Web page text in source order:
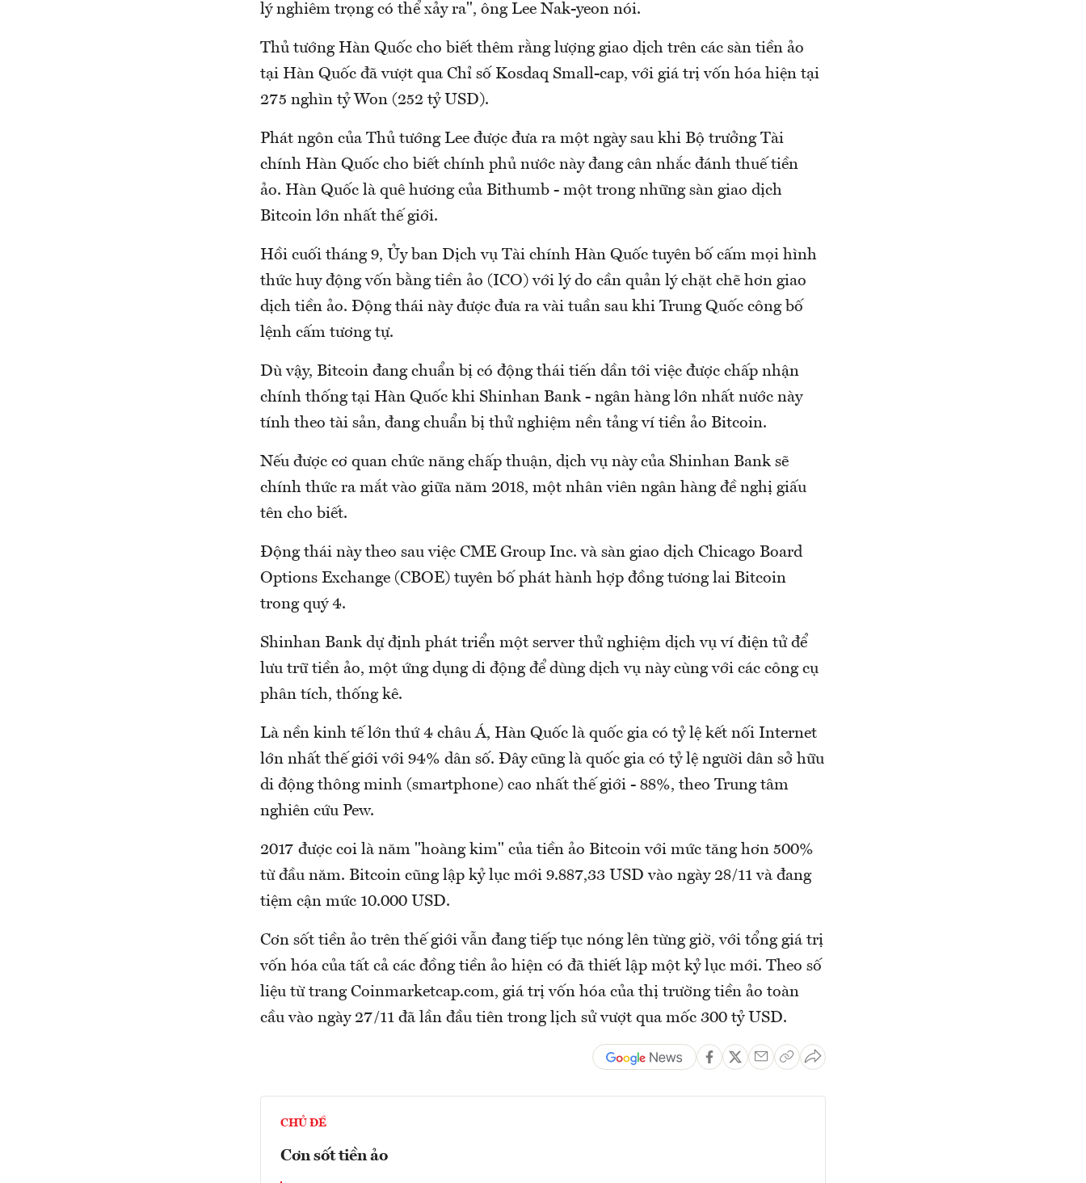
lý nghiêm trọng có thể xảy ra", ông Lee Nak-yeon nói.
Thủ tướng Hàn Quốc cho biết thêm rằng lượng giao dịch trên các sàn tiền ảo
tại Hàn Quốc đã vượt qua Chỉ số Kosdaq Small-cap, với giá trị vốn hóa hiện tại
275 nghìn tỷ Won (252 tỷ USD).
Phát ngôn của Thủ tướng Lee được đưa ra một ngày sau khi Bộ trưởng Tài
chính Hàn Quốc cho biết chính phủ nước này đang cân nhắc đánh thuế tiền
ảo. Hàn Quốc là quê hương của Bithumb - một trong những sàn giao dịch
Bitcoin lớn nhất thế giới.
Hồi cuối tháng 9, Ủy ban Dịch vụ Tài chính Hàn Quốc tuyên bố cấm mọi hình
thức huy động vốn bằng tiền ảo (ICO) với lý do cần quản lý chặt chẽ hơn giao
dịch tiền ảo. Động thái này được đưa ra vài tuần sau khi Trung Quốc công bố
lệnh cấm tương tự.
Dù vậy, Bitcoin đang chuẩn bị có động thái tiến dần tới việc được chấp nhận
chính thống tại Hàn Quốc khi Shinhan Bank - ngân hàng lớn nhất nước này
tính theo tài sản, đang chuẩn bị thử nghiệm nền tảng ví tiền ảo Bitcoin.
Nếu được cơ quan chức năng chấp thuận, dịch vụ này của Shinhan Bank sẽ
chính thức ra mắt vào giữa năm 2018, một nhân viên ngân hàng đề nghị giấu
tên cho biết.
Động thái này theo sau việc CME Group Inc. và sàn giao dịch Chicago Board
Options Exchange (CBOE) tuyên bố phát hành hợp đồng tương lai Bitcoin
trong quý 4.
Shinhan Bank dự định phát triển một server thử nghiệm dịch vụ ví điện tử để
lưu trữ tiền ảo, một ứng dụng di động để dùng dịch vụ này cùng với các công cụ
phân tích, thống kê.
Là nền kinh tế lớn thứ 4 châu Á, Hàn Quốc là quốc gia có tỷ lệ kết nối Internet
lớn nhất thế giới với 94% dân số. Đây cũng là quốc gia có tỷ lệ người dân sở hữu
di động thông minh (smartphone) cao nhất thế giới - 88%, theo Trung tâm
nghiên cứu Pew.
2017 được coi là năm "hoàng kim" của tiền ảo Bitcoin với mức tăng hơn 500%
từ đầu năm. Bitcoin cũng lập kỷ lục mới 9.887,33 USD vào ngày 28/11 và đang
tiệm cận mức 10.000 USD.
Cơn sốt tiền ảo trên thế giới vẫn đang tiếp tục nóng lên từng giờ, với tổng giá trị
vốn hóa của tất cả các đồng tiền ảo hiện có đã thiết lập một kỷ lục mới. Theo số
liệu từ trang Coinmarketcap.com, giá trị vốn hóa của thị trường tiền ảo toàn
cầu vào ngày 27/11 đã lần đầu tiên trong lịch sử vượt qua mốc 300 tỷ USD.
CHỦ ĐỀ
Cơn sốt tiền ảo